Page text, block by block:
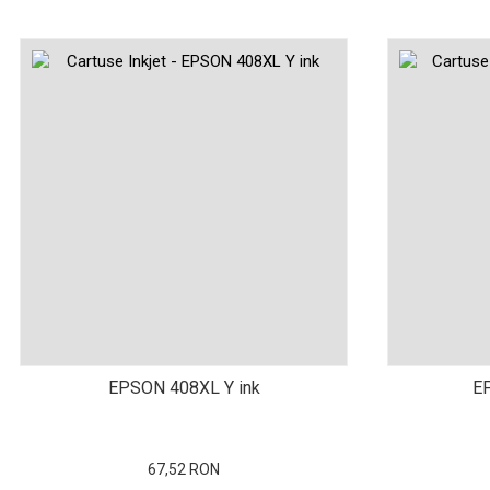
imprimante 3D folosite în
industria stomatologică
reciclează hârtia în
Fotografi care ne
scump pentru a face
mai bun: imprimantele cu
EPSON 408XL Y ink
67,52 RON